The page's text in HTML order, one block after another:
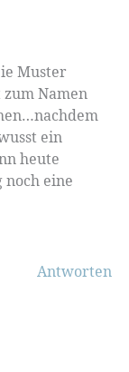
Muster
Namen
ein
heute
noch eine
Antworten